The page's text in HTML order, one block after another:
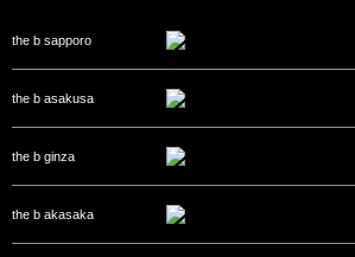
the b sapporo
the b asakusa
the b ginza
the b akasaka